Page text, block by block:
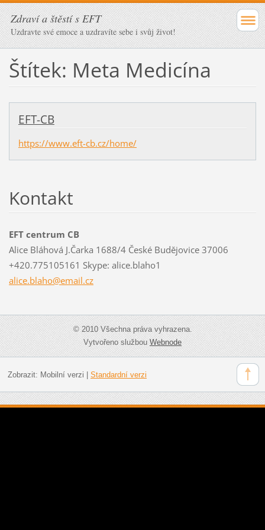
Zdraví a štěstí s EFT
Uzdravte své emoce a uzdravíte sebe i svůj život!
Štítek: Meta Medicína
EFT-CB
https://www.eft-cb.cz/home/
Kontakt
EFT centrum CB
Alice Bláhová J.Čarka 1688/4 České Budějovice 37006
+420.775105161 Skype: alice.blaho1
alice.blaho@email.cz
© 2010 Všechna práva vyhrazena.
Vytvořeno službouWebnode
Zobrazit: Mobilní verzi Standardní verzi